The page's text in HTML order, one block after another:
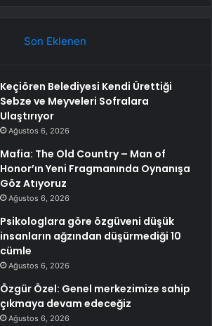
Son Eklenen
Keçiören Belediyesi Kendi Ürettiği
Sebze ve Meyveleri Sofralara
Ulaştırıyor
Ağustos 6, 2026
Mafia: The Old Country – Man of
Honor’ın Yeni Fragmanında Oynanışa
Göz Atıyoruz
Ağustos 6, 2026
Psikologlara göre özgüveni düşük
insanların ağzından düşürmediği 10
cümle
Ağustos 6, 2026
Özgür Özel: Genel merkezimize sahip
çıkmaya devam edeceğiz
Ağustos 6, 2026